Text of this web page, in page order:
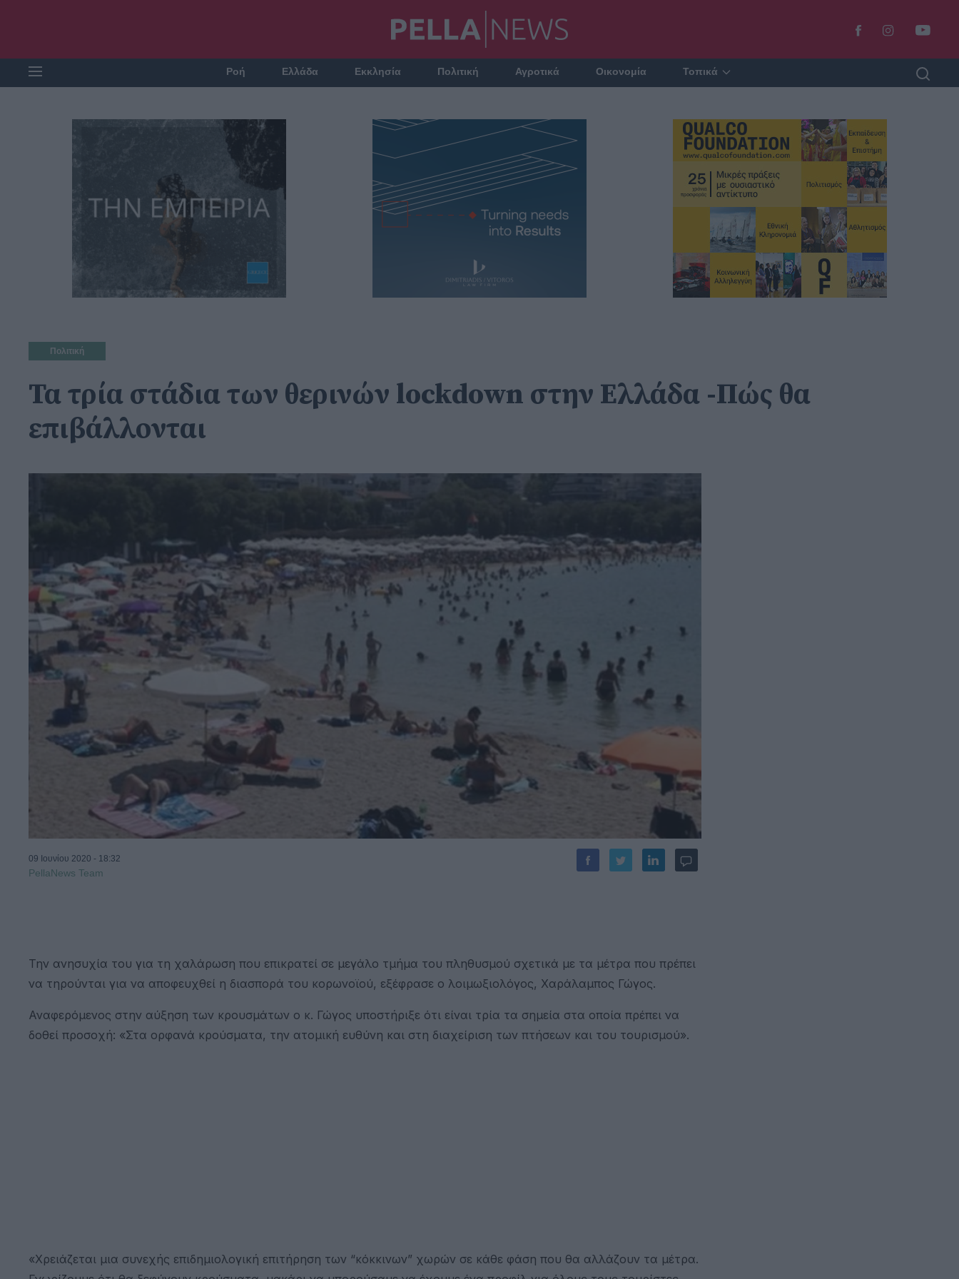
Ροή Ελλάδα Εκκλησία Πολιτική Αγροτικά Οικονομία Τοπικά
Πολιτική
Τα τρία στάδια των θερινών lockdown στην Ελλάδα -Πώς θα
επιβάλλονται
09 Ιουνίου 2020 - 18:32
PellaNews Team
Την ανησυχία του για τη χαλάρωση που επικρατεί σε μεγάλο τμήμα του πληθυσμού σχετικά με τα μέτρα που πρέπει
να τηρούνται για να αποφευχθεί η διασπορά του κορωνοϊού, εξέφρασε ο λοιμωξιολόγος, Χαράλαμπος Γώγος.
Αναφερόμενος στην αύξηση των κρουσμάτων ο κ. Γώγος υποστήριξε ότι είναι τρία τα σημεία στα οποία πρέπει να
δοθεί προσοχή: «Στα ορφανά κρούσματα, την ατομική ευθύνη και στη διαχείριση των πτήσεων και του τουρισμού».
«Χρειάζεται μια συνεχής επιδημιολογική επιτήρηση των “κόκκινων” χωρών σε κάθε φάση που θα αλλάζουν τα μέτρα.